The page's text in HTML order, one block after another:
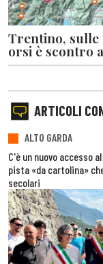
Trentino, sulle
orsi è scontro
ARTICOLI
ALTO GARDA
C'è un nuovo accesso
pista «da cartolina»
secolari